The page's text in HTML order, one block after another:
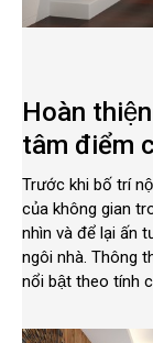
Thiết kế
Hoàn
tâm điểm
Trước khi bố trí
của không gian
nhìn và để lại ấn
ngôi nhà. Thông
nổi bật theo tính